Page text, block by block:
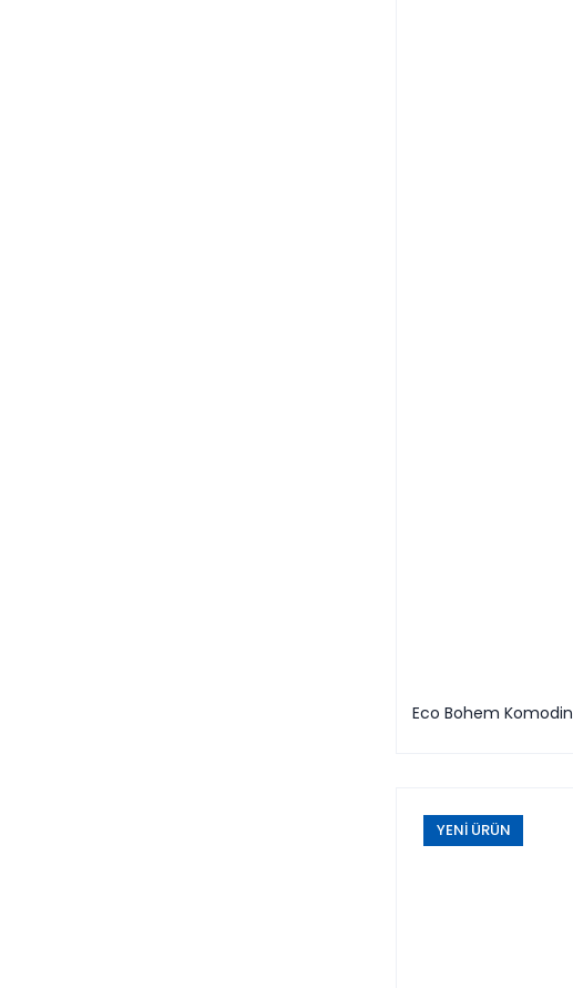
Eco Bohem Komodin
YENİ ÜRÜN